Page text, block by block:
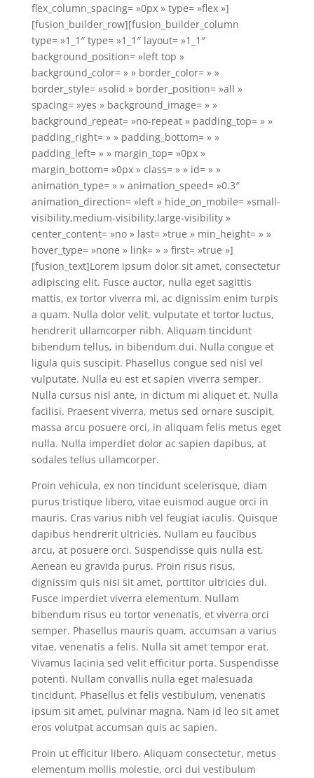
flex_column_spacing= »0px » type= »flex »]
[fusion_builder_row][fusion_builder_column
type= »1_1″ type= »1_1″ layout= »1_1″
background_position= »left top »
background_color= » » border_color= » »
border_style= »solid » border_position= »all »
spacing= »yes » background_image= » »
background_repeat= »no-repeat » padding_top= » »
padding_right= » » padding_bottom= » »
padding_left= » » margin_top= »0px »
margin_bottom= »0px » class= » » id= » »
animation_type= » » animation_speed= »0.3″
animation_direction= »left » hide_on_mobile= »small-
visibility,medium-visibility,large-visibility »
center_content= »no » last= »true » min_height= » »
hover_type= »none » link= » » first= »true »]
[fusion_text]Lorem ipsum dolor sit amet, consectetur
adipiscing elit. Fusce auctor, nulla eget sagittis
mattis, ex tortor viverra mi, ac dignissim enim turpis
a quam. Nulla dolor velit, vulputate et tortor luctus,
hendrerit ullamcorper nibh. Aliquam tincidunt
bibendum tellus, in bibendum dui. Nulla congue et
ligula quis suscipit. Phasellus congue sed nisl vel
vulputate. Nulla eu est et sapien viverra semper.
Nulla cursus nisl ante, in dictum mi aliquet et. Nulla
facilisi. Praesent viverra, metus sed ornare suscipit,
massa arcu posuere orci, in aliquam felis metus eget
nulla. Nulla imperdiet dolor ac sapien dapibus, at
sodales tellus ullamcorper.
Proin vehicula, ex non tincidunt scelerisque, diam
purus tristique libero, vitae euismod augue orci in
mauris. Cras varius nibh vel feugiat iaculis. Quisque
dapibus hendrerit ultricies. Nullam eu faucibus
arcu, at posuere orci. Suspendisse quis nulla est.
Aenean eu gravida purus. Proin risus risus,
dignissim quis nisi sit amet, porttitor ultricies dui.
Fusce imperdiet viverra elementum. Nullam
bibendum risus eu tortor venenatis, et viverra orci
semper. Phasellus mauris quam, accumsan a varius
vitae, venenatis a felis. Nulla sit amet tempor erat.
Vivamus lacinia sed velit efficitur porta. Suspendisse
potenti. Nullam convallis nulla eget malesuada
tincidunt. Phasellus et felis vestibulum, venenatis
ipsum sit amet, pulvinar magna. Nam id leo sit amet
eros volutpat accumsan quis ac sapien.
Proin ut efficitur libero. Aliquam consectetur, metus
elementum mollis molestie, orci dui vestibulum